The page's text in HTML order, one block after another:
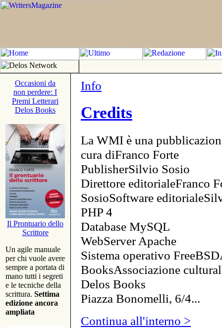
Occasioni da
non perdere: I
Premi Letterari
Delos Books
Il Prontuario dello
Scrittore
Un agile manuale
per chi vuole avere
sempre a portata di
mano tutti i segreti
e le tecniche della
scrittura. Settima
edizione ancora
ampliata
Info
Credits
La WMI è una
cura diFranco Forte
PublisherSilvio Sosio
Direttore editorialeFranco
SosioSoftware
PHP 4
Database MySQL
WebServer Apache
Sistema operativo
BooksAssociazione
Delos Books
Piazza Bonomelli, 6/4...
Continua all'interno >